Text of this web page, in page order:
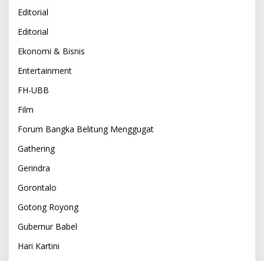
Editorial
Editorial
Ekonomi & Bisnis
Entertainment
FH-UBB
Film
Forum Bangka Belitung Menggugat
Gathering
Gerindra
Gorontalo
Gotong Royong
Gubernur Babel
Hari Kartini